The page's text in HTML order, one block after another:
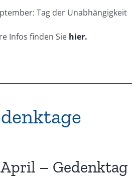
Tag der Unabhängigkeit
Infos finden Sie hier.
–